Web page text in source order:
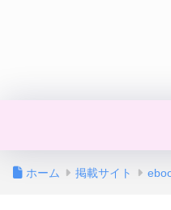
ホーム 掲載サイト